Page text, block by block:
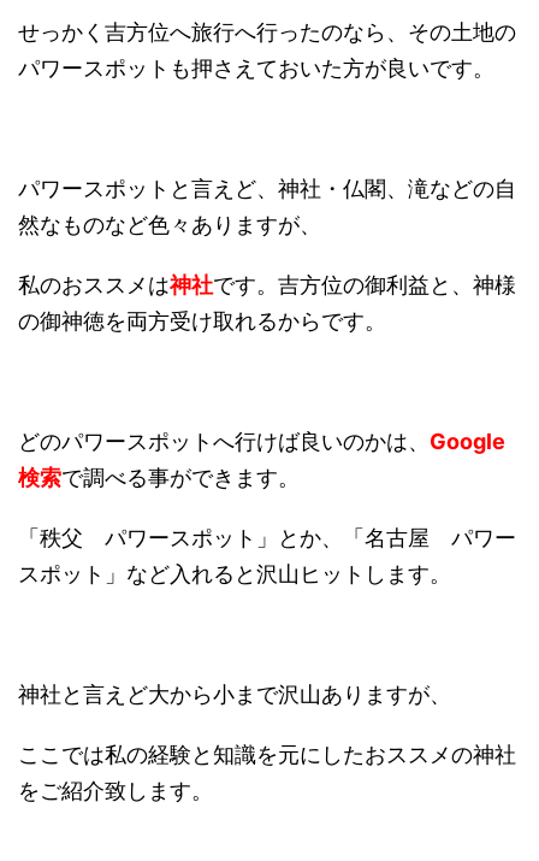
せっかく吉方位へ旅行へ行ったのなら、その土地の
パワースポットも押さえておいた方が良いです。
パワースポットと言えど、神社・仏閣、滝などの自
然なものなど色々ありますが、
私のおススメは神社です。吉方位の御利益と、神様
の御神徳を両方受け取れるからです。
どのパワースポットへ行けば良いのかは、 Google
検索で調べる事ができます。
「秩父 パワースポット」とか、「名古屋 パワー
スポット」など入れると沢山ヒットします。
神社と言えど大から小まで沢山ありますが、
ここでは私の経験と知識を元にしたおススメの神社
をご紹介致します。